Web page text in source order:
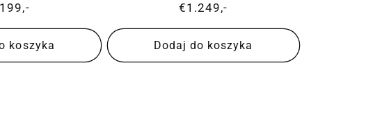
koszyka
Cena
regularna
€1.249,-
Dodaj do koszyka